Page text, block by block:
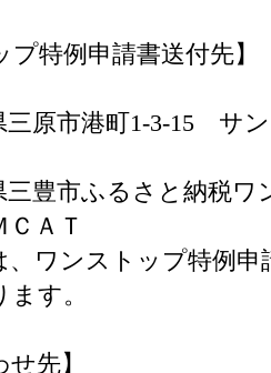
プ特例申請書送付先】
三原市港町1-3-15 サ
三豊市ふるさと納税ワ
ＡＴ
ワンストップ特例申
す。
せ先】